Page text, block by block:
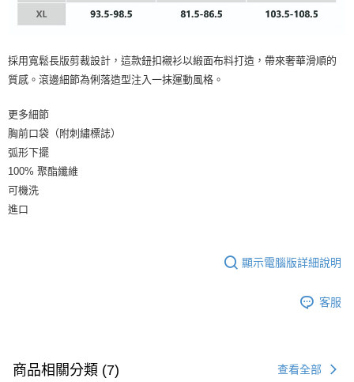
採用寬鬆長版剪裁設計，這款鈕扣襯衫以緞面布料打造，帶來奢華滑順的
質感。滾邊細節為俐落造型注入一抹運動風格。
更多細節
胸前口袋（附刺繡標誌）
弧形下擺
100% 聚酯纖維
可機洗
進口
顯示電腦版詳細說明
客服
商品相關分類 (7) 查看全部